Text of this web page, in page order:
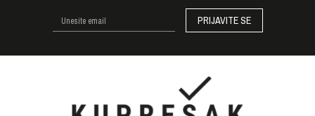
PRIJAVITE SE